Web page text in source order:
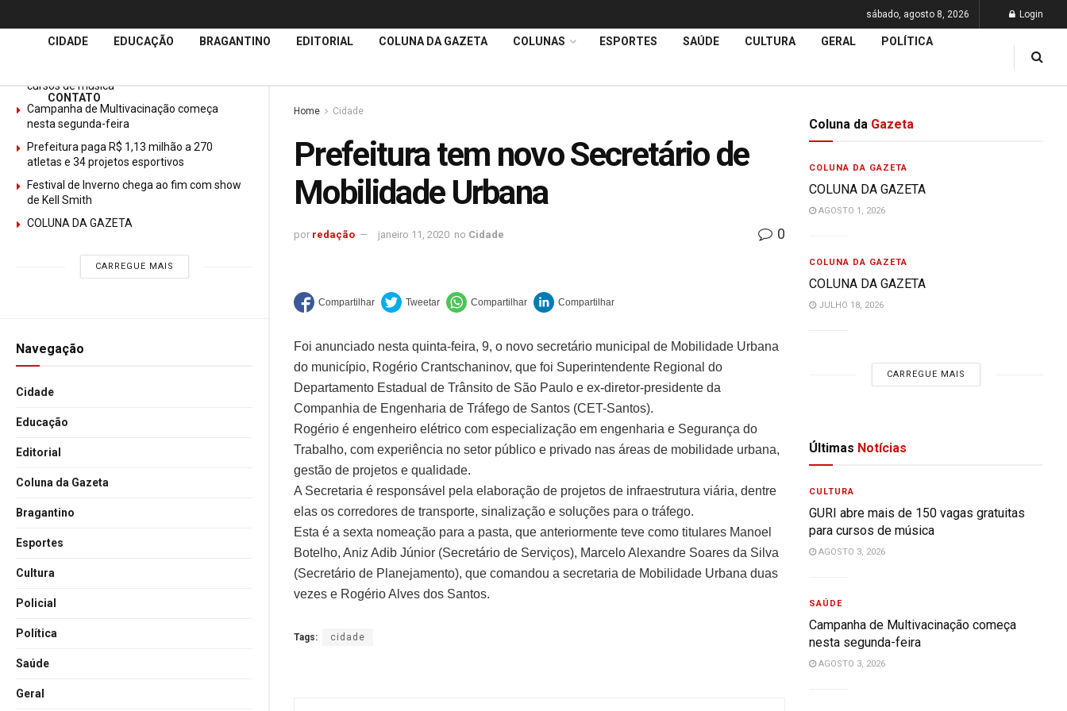
ÚltimasNotícias
cursos de música
Campanha de Multivacinação começa
nesta segunda-feira
Prefeitura paga R$ 1,13 milhão a 270
atletas e 34 projetos esportivos
Festival de Inverno chega ao fim com show
de Kell Smith
COLUNA DA GAZETA
CARREGUE MAIS
Navegação
Cidade
Educação
Editorial
Coluna da Gazeta
Bragantino
Esportes
Cultura
Policial
Política
Saúde
Geral
sábado, agosto 8, 2026 Login
CIDADE EDUCAÇÃO BRAGANTINO EDITORIAL COLUNA DA GAZETA COLUNAS ESPORTES SAÚDE CULTURA GERAL POLÍTICA
CONTATO
Home Cidade
Prefeitura tem novo Secretário de
Mobilidade Urbana
por redação janeiro 11, 2020 no Cidade 0
Foi anunciado nesta quinta-feira, 9, o novo secretário municipal de Mobilidade Urbana
do município, Rogério Crantschaninov, que foi Superintendente Regional do
Departamento Estadual de Trânsito de São Paulo e ex-diretor-presidente da
Companhia de Engenharia de Tráfego de Santos (CET-Santos).
Rogério é engenheiro elétrico com especialização em engenharia e Segurança do
Trabalho, com experiência no setor público e privado nas áreas de mobilidade urbana,
gestão de projetos e qualidade.
A Secretaria é responsável pela elaboração de projetos de infraestrutura viária, dentre
elas os corredores de transporte, sinalização e soluções para o tráfego.
Esta é a sexta nomeação para a pasta, que anteriormente teve como titulares Manoel
Botelho, Aniz Adib Júnior (Secretário de Serviços), Marcelo Alexandre Soares da Silva
(Secretário de Planejamento), que comandou a secretaria de Mobilidade Urbana duas
vezes e Rogério Alves dos Santos.
Tags: cidade
Coluna da Gazeta
COLUNA DA GAZETA
COLUNA DA GAZETA
AGOSTO 1, 2026
COLUNA DA GAZETA
COLUNA DA GAZETA
JULHO 18, 2026
CARREGUE MAIS
Últimas Notícias
CULTURA
GURI abre mais de 150 vagas gratuitas
para cursos de música
AGOSTO 3, 2026
SAÚDE
Campanha de Multivacinação começa
nesta segunda-feira
AGOSTO 3, 2026